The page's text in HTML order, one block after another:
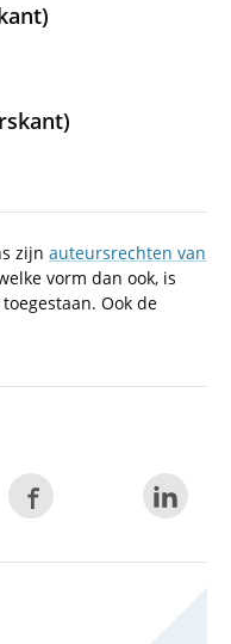
zijn auteursrechten van
vorm dan ook, is
Ook de